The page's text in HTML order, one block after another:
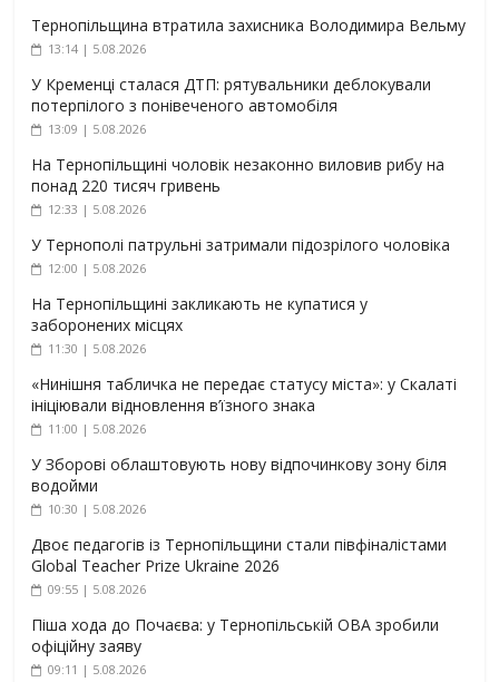
Тернопільщина втратила захисника Володимира Вельму
13:14 | 5.08.2026
У Кременці сталася ДТП: рятувальники деблокували
потерпілого з понівеченого автомобіля
13:09 | 5.08.2026
На Тернопільщині чоловік незаконно виловив рибу на
понад 220 тисяч гривень
12:33 | 5.08.2026
У Тернополі патрульні затримали підозрілого чоловіка
12:00 | 5.08.2026
На Тернопільщині закликають не купатися у
заборонених місцях
11:30 | 5.08.2026
«Нинішня табличка не передає статусу міста»: у Скалаті
ініціювали відновлення в’їзного знака
11:00 | 5.08.2026
У Зборові облаштовують нову відпочинкову зону біля
водойми
10:30 | 5.08.2026
Двоє педагогів із Тернопільщини стали півфіналістами
Global Teacher Prize Ukraine 2026
09:55 | 5.08.2026
Піша хода до Почаєва: у Тернопільській ОВА зробили
офіційну заяву
09:11 | 5.08.2026